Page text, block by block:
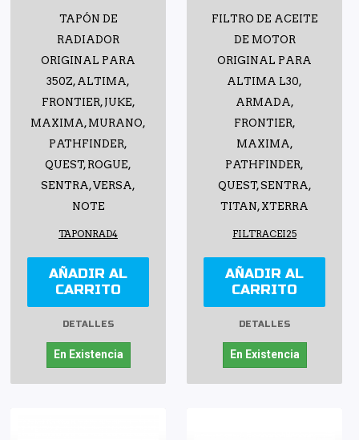
TAPÓN DE
RADIADOR
ORIGINAL PARA
350Z, ALTIMA,
FRONTIER, JUKE,
MAXIMA, MURANO,
PATHFINDER,
QUEST, ROGUE,
SENTRA, VERSA,
NOTE
TAPONRAD4
AÑADIR AL
CARRITO
DETALLES
En Existencia
FILTRO DE ACEITE
DE MOTOR
ORIGINAL PARA
ALTIMA L30,
ARMADA,
FRONTIER,
MAXIMA,
PATHFINDER,
QUEST, SENTRA,
TITAN, XTERRA
FILTRACEI25
AÑADIR AL
CARRITO
DETALLES
En Existencia